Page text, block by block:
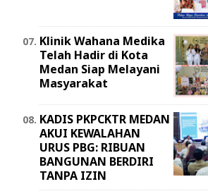
Klinik Wahana Medika
Telah Hadir di Kota
Medan Siap Melayani
Masyarakat
KADIS PKPCKTR MEDAN
AKUI KEWALAHAN
URUS PBG: RIBUAN
BANGUNAN BERDIRI
TANPA IZIN